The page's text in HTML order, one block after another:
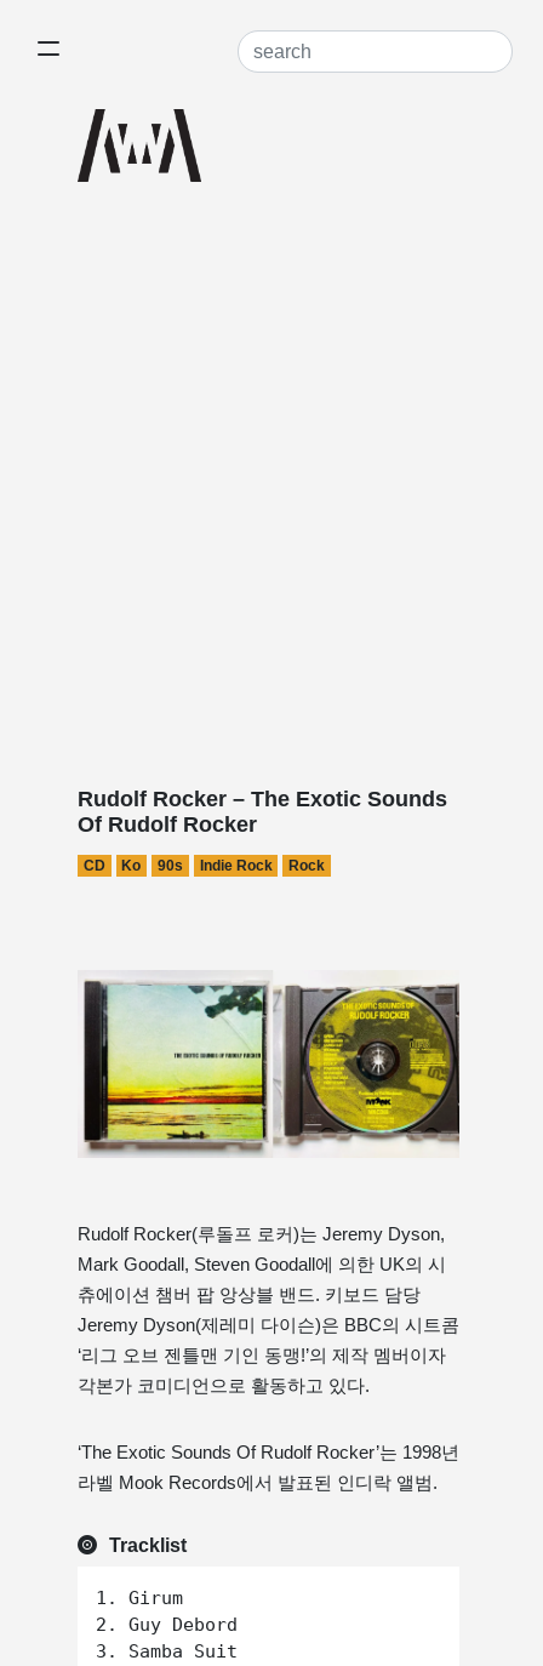
Rudolf Rocker – The Exotic Sounds
Of Rudolf Rocker
CD Ko 90s Indie Rock Rock
Rudolf Rocker(루돌프 로커)는 Jeremy Dyson,
Mark Goodall, Steven Goodall에 의한 UK의 시
츄에이션 챔버 팝 앙상블 밴드. 키보드 담당
Jeremy Dyson(제레미 다이슨)은 BBC의 시트콤
‘리그 오브 젠틀맨 기인 동맹!’의 제작 멤버이자
각본가 코미디언으로 활동하고 있다.
‘The Exotic Sounds Of Rudolf Rocker’는 1998년
라벨 Mook Records에서 발표된 인디락 앨범.
Tracklist
1. Girum
2. Guy Debord
3. Samba Suit